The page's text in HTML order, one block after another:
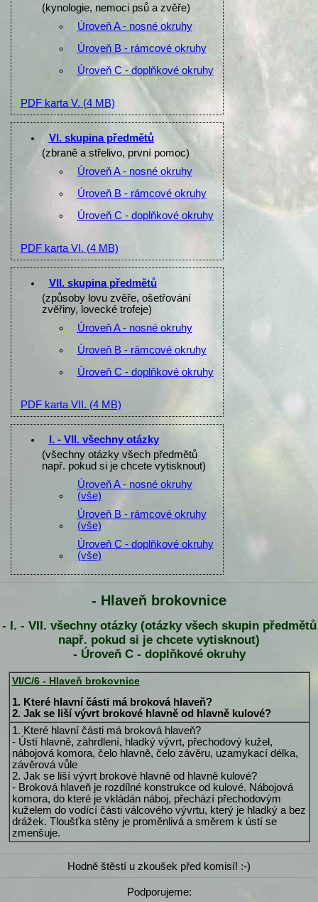
(kynologie, nemoci psů a zvěře)
Úroveň A - nosné okruhy
Úroveň B - rámcové okruhy
Úroveň C - doplňkové okruhy
PDF karta V. (4 MB)
VI. skupina předmětů
(zbraně a střelivo, první pomoc)
Úroveň A - nosné okruhy
Úroveň B - rámcové okruhy
Úroveň C - doplňkové okruhy
PDF karta VI. (4 MB)
VII. skupina předmětů
(způsoby lovu zvěře, ošetřování
zvěřiny, lovecké trofeje)
Úroveň A - nosné okruhy
Úroveň B - rámcové okruhy
Úroveň C - doplňkové okruhy
PDF karta VII. (4 MB)
I. - VII. všechny otázky
(všechny otázky všech předmětů
např. pokud si je chcete vytisknout)
Úroveň A - nosné okruhy
(vše)
Úroveň B - rámcové okruhy
(vše)
Úroveň C - doplňkové okruhy
(vše)
- Hlaveň brokovnice
- I. - VII. všechny otázky (otázky všech skupin předmětů
např. pokud si je chcete vytisknout)
- Úroveň C - doplňkové okruhy
VI/C/6 - Hlaveň brokovnice
1. Které hlavní části má broková hlaveň?
2. Jak se liší vývrt brokové hlavně od hlavně kulové?
1. Které hlavní části má broková hlaveň?
- Ústí hlavně, zahrdlení, hladký vývrt, přechodový kužel,
nábojová komora, čelo hlavně, čelo závěru, uzamykací délka,
závěrová vůle
2. Jak se liší vývrt brokové hlavně od hlavně kulové?
- Broková hlaveň je rozdílné konstrukce od kulové. Nábojová
komora, do které je vkládán náboj, přechází přechodovým
kuželem do vodící části válcového vývrtu, který je hladký a bez
drážek. Tloušťka stěny je proměnlivá a směrem k ústí se
zmenšuje.
Hodně štěstí u zkoušek před komisí! :-)
Podporujeme: